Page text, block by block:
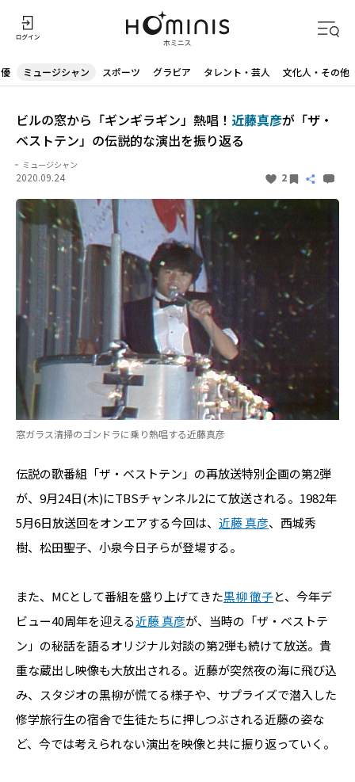
ミュージシャン スポーツ グラビア タレント・芸人 文化人・その他
ビルの窓から「ギンギラギン」熱唱！ 近藤真彦が「ザ・
ベストテン」の伝説的な演出を振り返る
ミュージシャン
2020.09.24 2
窓ガラス清掃のゴンドラに乗り熱唱する近藤真彦
伝説の歌番組「ザ・ベストテン」の再放送特別企画の第2弾
が、9月24日(木)にTBSチャンネル2にて放送される。1982年
5月6日放送回をオンエアする今回は、 近藤 真彦、西城秀
樹、松田聖子、小泉今日子らが登場する。
また、MCとして番組を盛り上げてきた黒柳 徹子と、今年デ
ビュー40周年を迎える近藤 真彦が、当時の「ザ・ベストテ
ン」の秘話を語るオリジナル対談の第2弾も続けて放送。貴
重な蔵出し映像も大放出される。近藤が突然夜の海に飛び込
み、スタジオの黒柳が慌てる様子や、サプライズで潜入した
修学旅行生の宿舎で生徒たちに押しつぶされる近藤の姿な
ど、今では考えられない演出を映像と共に振り返っていく。